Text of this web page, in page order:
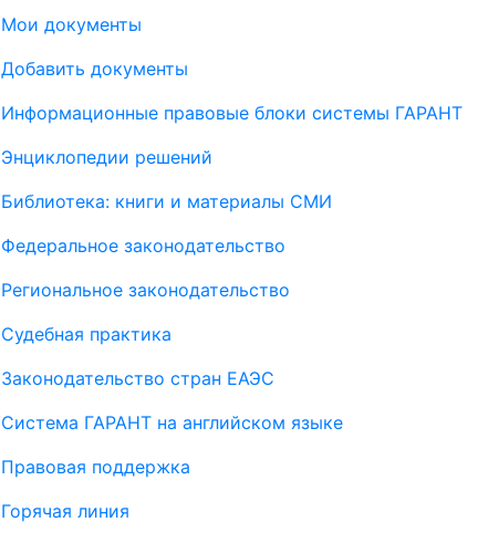
Мои документы
Добавить документы
Информационные правовые блоки системы ГАРАНТ
Энциклопедии решений
Библиотека: книги и материалы СМИ
Федеральное законодательство
Региональное законодательство
Судебная практика
Законодательство стран ЕАЭС
Система ГАРАНТ на английском языке
Правовая поддержка
Горячая линия